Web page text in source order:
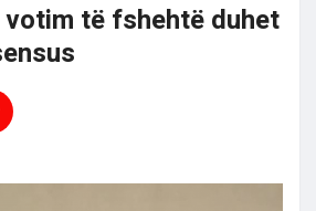
votim të fshehtë duhet